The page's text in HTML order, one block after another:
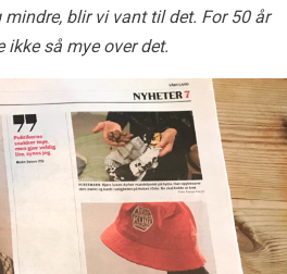
blir vi vant til det. For 50 år
så mye over det.